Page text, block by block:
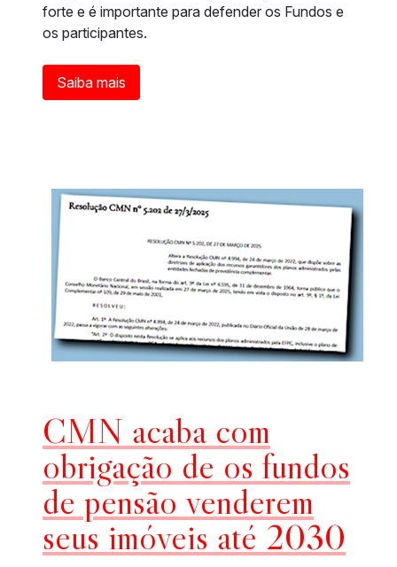
forte e é importante para defender os Fundos e
os participantes.
Saiba mais
CMN acaba com
obrigação de os fundos
de pensão venderem
seus imóveis até 2030